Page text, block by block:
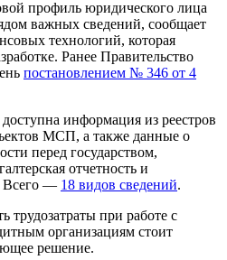
профиль юридического лица
важных сведений, сообщает
технологий, которая
Ранее Правительство
постановлением № 346 от 4
информация из реестров
МСП, а также данные о
перед государством,
отчетность и
Всего — 18 видов сведений.
трудозатраты при работе с
организациям стоит
решение.